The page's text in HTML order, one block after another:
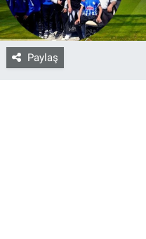
Paylaş
İletişim/Künye
Yaşam